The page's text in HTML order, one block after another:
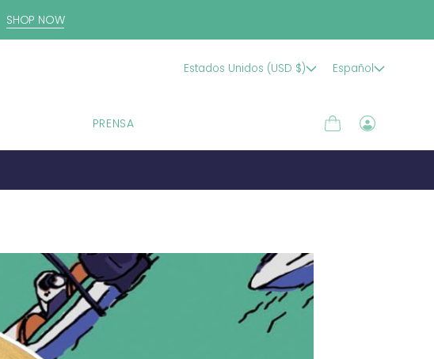
SHOP NOW
Estados Unidos (USD $) Español
PRENSA CarritoIniciar